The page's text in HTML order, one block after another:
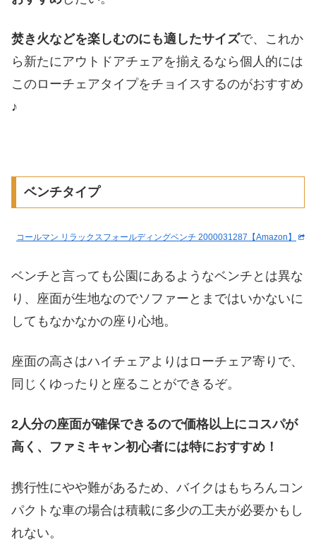
焚き火などを楽しむのにも適したサイズで、これか
ら新たにアウトドアチェアを揃えるなら個人的には
このローチェアタイプをチョイスするのがおすすめ
♪
ベンチタイプ
コールマン リラックスフォールディングベンチ 2000031287【Amazon】
ベンチと言っても公園にあるようなベンチとは異な
り、座面が生地なのでソファーとまではいかないに
してもなかなかの座り心地。
座面の高さはハイチェアよりはローチェア寄りで、
同じくゆったりと座ることができるぞ。
2人分の座面が確保できるので価格以上にコスパが
高く、ファミキャン初心者には特におすすめ！
携行性にやや難があるため、バイクはもちろんコン
パクトな車の場合は積載に多少の工夫が必要かもし
れない。